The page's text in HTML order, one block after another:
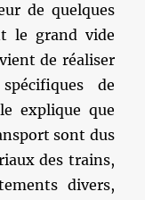
de quelques
le grand vide
de réaliser
de
explique que
sont dus
des trains,
divers,